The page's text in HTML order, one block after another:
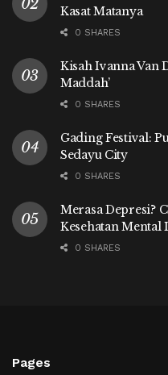
Kasat Matanya
0 SHARES
Kisah Ivanna Van
Maddah’
0 SHARES
Gading Festival:
Sedayu City
0 SHARES
Merasa Depresi?
Kesehatan Mental
0 SHARES
Pages